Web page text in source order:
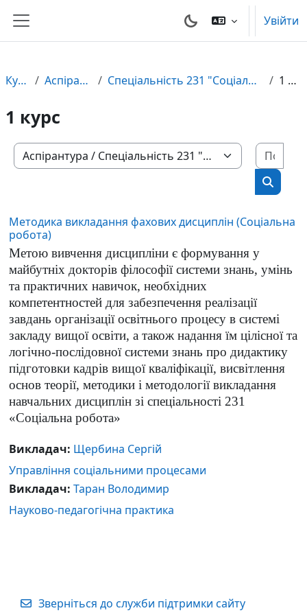
Бокова панель
Увійти
Курси Аспірантура Спеціальність 231 "Соціальна робота" 1 курс
1 курс
Категорії курсів
Пошук
Методика викладання фахових дисциплін (Соціальна
робота)
Метою вивчення дисципліни є формування у
майбутніх докторів філософії системи знань, умінь
та практичних навичок, необхідних
компетентностей для забезпечення реалізації
завдань організації освітнього процесу в системі
закладу вищої освіти, а також надання їм цілісної та
логічно-послідовної системи знань про дидактику
підготовки кадрів вищої кваліфікації, висвітлення
основ теорії, методики і методології викладання
навчальних дисциплін зі спеціальності 231
«Соціальна робота»
Викладач: Щербина Сергій
Управління соціальними процесами
Викладач: Таран Володимир
Науково-педагогічна практика
Зверніться до служби підтримки сайту